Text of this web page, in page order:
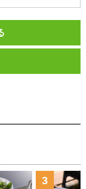
3